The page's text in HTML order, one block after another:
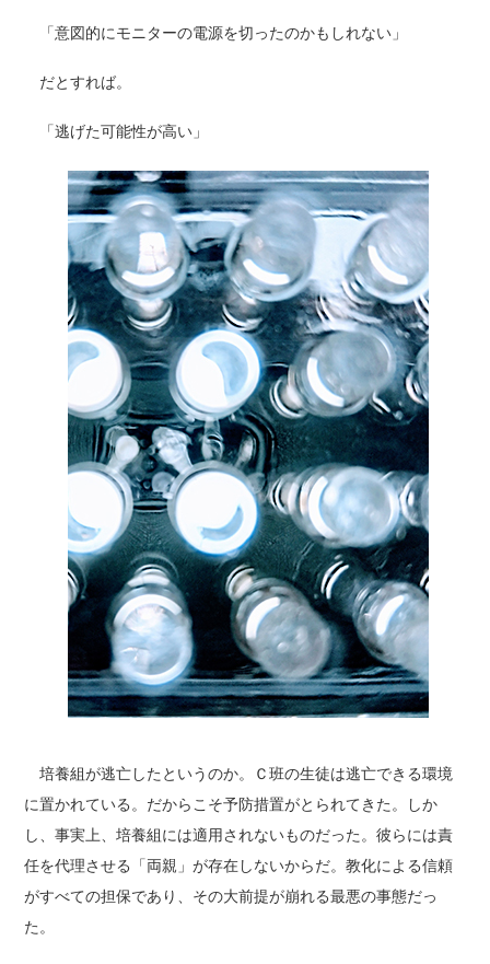
「意図的にモニターの電源を切ったのかもしれない」
だとすれば。
「逃げた可能性が高い」
培養組が逃亡したというのか。Ｃ班の生徒は逃亡できる環境
に置かれている。だからこそ予防措置がとられてきた。しか
し、事実上、培養組には適用されないものだった。彼らには責
任を代理させる「両親」が存在しないからだ。教化による信頼
がすべての担保であり、その大前提が崩れる最悪の事態だっ
た。